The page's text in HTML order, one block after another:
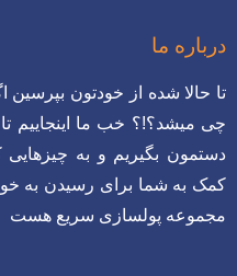
درباره ما
تا حالا شده از خودتون
چی میشد؟!؟ خب ما اینجاییم
دستمون بگیریم و به
کمک به شما برای رسیدن به
مجموعه پولسازی سریع هست